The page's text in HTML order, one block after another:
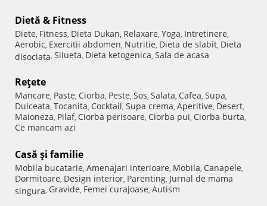
Dietă & Fitness
Diete, Fitness, Dieta Dukan, Relaxare, Yoga, Intretinere,
Aerobic, Exercitii abdomen, Nutritie, Dieta de slabit, Dieta
disociata, Silueta, Dieta ketogenica, Sala de acasa
Reţete
Mancare, Paste, Ciorba, Peste, Sos, Salata, Cafea, Supa,
Dulceata, Tocanita, Cocktail, Supa crema, Aperitive, Desert,
Maioneza, Pilaf, Ciorba perisoare, Ciorba pui, Ciorba burta,
Ce mancam azi
Casă şi familie
Mobila bucatarie, Amenajari interioare, Mobila, Canapele,
Dormitoare, Design interior, Parenting, Jurnal de mama
singura, Gravide, Femei curajoase, Autism